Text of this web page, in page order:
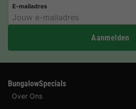
E-mailadres
Aanmelden
BungalowSpecials
Over Ons